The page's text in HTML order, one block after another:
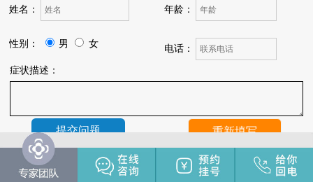
姓名： 年龄：
性别： 男 女
电话：
症状描述：
温馨提示：
我院将于24小时内与您联系，请保持手机畅通，注
意来电。